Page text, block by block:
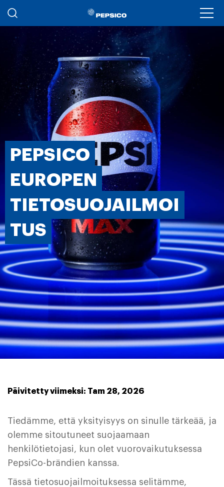
Hyppää pääsisältöön
PEPSICO
EUROPEN
TIETOSUOJAILMOI
TUS
Päivitetty viimeksi: Tam 28, 2026
Tiedämme, että yksityisyys on sinulle tärkeää, ja
olemme sitoutuneet suojaamaan
henkilötietojasi, kun olet vuorovaikutuksessa
PepsiCo-brändien kanssa.
Tässä tietosuojailmoituksessa selitämme,